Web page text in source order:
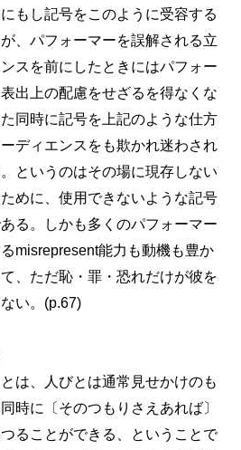
もし記号をこのように受容する
、パフォーマーを誤解される立
スを前にしたときにはパフォー
出上の配慮をせざるを得なくな
同時に記号を上記のような仕方
ディエンスをも欺かれ迷わされ
というのはその場に現存しない
めに、使用できないような記号
る。しかも多くのパフォーマー
misrepresent能力も動機も豊か
、ただ恥・罪・恐れだけが彼を
い。(p.67)
は、人びとは通常見せかけのも
時に〔そのつもりさえあれば〕
ることができる、ということで